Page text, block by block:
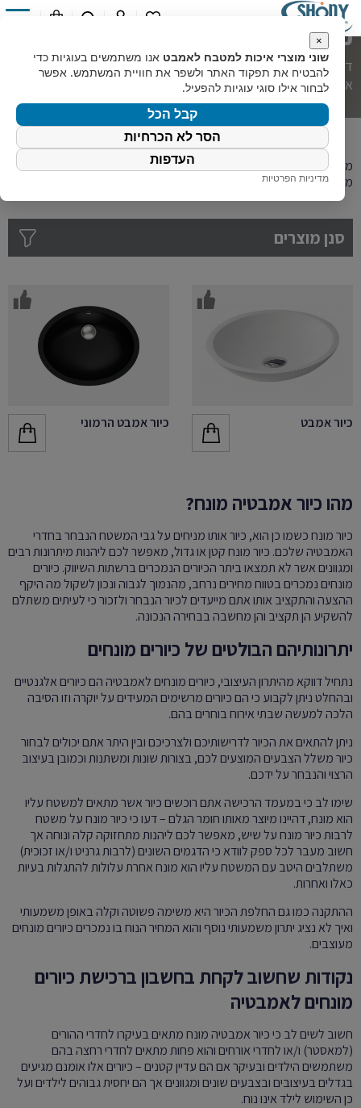
כיור אמבט מונח
דף הבית»קטלוג מוצרים»מוצרי אמבט»כיורי אמבט»כיור
אמבט מונח
מתלבטים איזה כיור לרכוש לאמבטיה? שוני מציגה מבחר כיורי אמבטיה
מונחים בעיצוב אלגנטי ומחומרי גלם איכותיים.
סנן מוצרים
כיור אמבט כיור אמבט הרמוני
מהו כיור אמבטיה מונח?
כיור מונח כשמו כן הוא, כיור אותו מניחים על גבי המשטח הנבחר בחדרי
האמבטיה שלכם. כיור מונח קטן או גדול, מאפשר לכם ליהנות מיתרונות רבים
ומגוונים אשר לא תמצאו ביתר הכיורים הנמכרים ברשתות השיווק. כיורים
מונחים נמכרים בטווח מחירים נרחב, מהנמוך לגבוה ונכון לשקול מה היקף
ההצעה והתקציב אותו אתם מייעדים לכיור הנבחר ולזכור כי לעיתים משתלם
להשקיע הן תקציב והן מחשבה בבחירה הנכונה.
יתרונותיהם הבולטים של כיורים מונחים
נתחיל דווקא מהיתרון העיצובי, כיורים מונחים לאמבטיה הם כיורים אלגנטיים
ובהחלט ניתן לקבוע כי הם כיורים מרשימים המעידים על יוקרה וזו הסיבה
הלכה למעשה שבתי אירוח בוחרים בהם.
ניתן להתאים את הכיור לדרישותיכם ולצרכיכם ובין היתר אתם יכולים לבחור
כיור משלל הצבעים המוצעים לכם, בצורות שונות ומשתנות וכמובן בעיצוב
הרצוי והנבחר על ידכם.
שימו לב כי במעמד הרכישה אתם רוכשים כיור אשר מתאים למשטח עליו
הוא מונח, דהיינו מיוצר מאותו חומר הגלם – דעו כי כיור מונח על משטח
לרבות כיור מונח על שיש, מאפשר לכם ליהנות מתחזוקה קלה ונוחה אך
חשוב מעבר לכל ספק לוודא כי הדגמים השונים (לרבות גרניט ו/או זכוכית)
משתלבים היטב עם המשטח עליו הוא מונח אחרת עלולות להתגלות בעיות
כאלו ואחרות.
ההתקנה כמו גם החלפת הכיור היא משימה פשוטה וקלה באופן משמעותי
ואיך לא נציג יתרון משמעותי נוסף והוא המחיר הנוח בו נמכרים כיורים מונחים
מעוצבים.
נקודות שחשוב לקחת בחשבון ברכישת כיורים
מונחים לאמבטיה
חשוב לשים לב כי כיור אמבטיה מונח מתאים בעיקרו לחדרי ההורים
(למאסטר) ו/או לחדרי אורחים והוא פחות מתאים לחדרי רחצה בהם
משתמשים הילדים ובעיקר אם הם עדיין קטנים – כיורים אלו אומנם מגיעים
בגדלים בעיצובים ובצבעים שונים ומגוונים אך הם יחסית גבוהים לילדים ועל
כן השימוש לילד אינו נוח.
×
שוני מוצרי איכות למטבח לאמבט אנו משתמשים בעוגיות כדי
להבטיח את תפקוד האתר ולשפר את חוויית המשתמש. אפשר
לבחור אילו סוגי עוגיות להפעיל.
קבל הכל
הסר לא הכרחיות
העדפות
מדיניות הפרטיות